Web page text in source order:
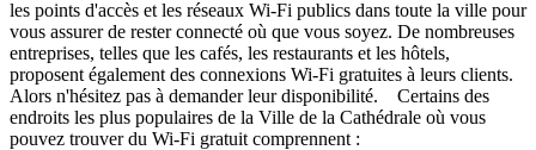
les points d'accès et les réseaux Wi-Fi publics dans toute la ville pour
vous assurer de rester connecté où que vous soyez. De nombreuses
entreprises, telles que les cafés, les restaurants et les hôtels,
proposent également des connexions Wi-Fi gratuites à leurs clients.
Alors n'hésitez pas à demander leur disponibilité. Certains des
endroits les plus populaires de la Ville de la Cathédrale où vous
pouvez trouver du Wi-Fi gratuit comprennent :